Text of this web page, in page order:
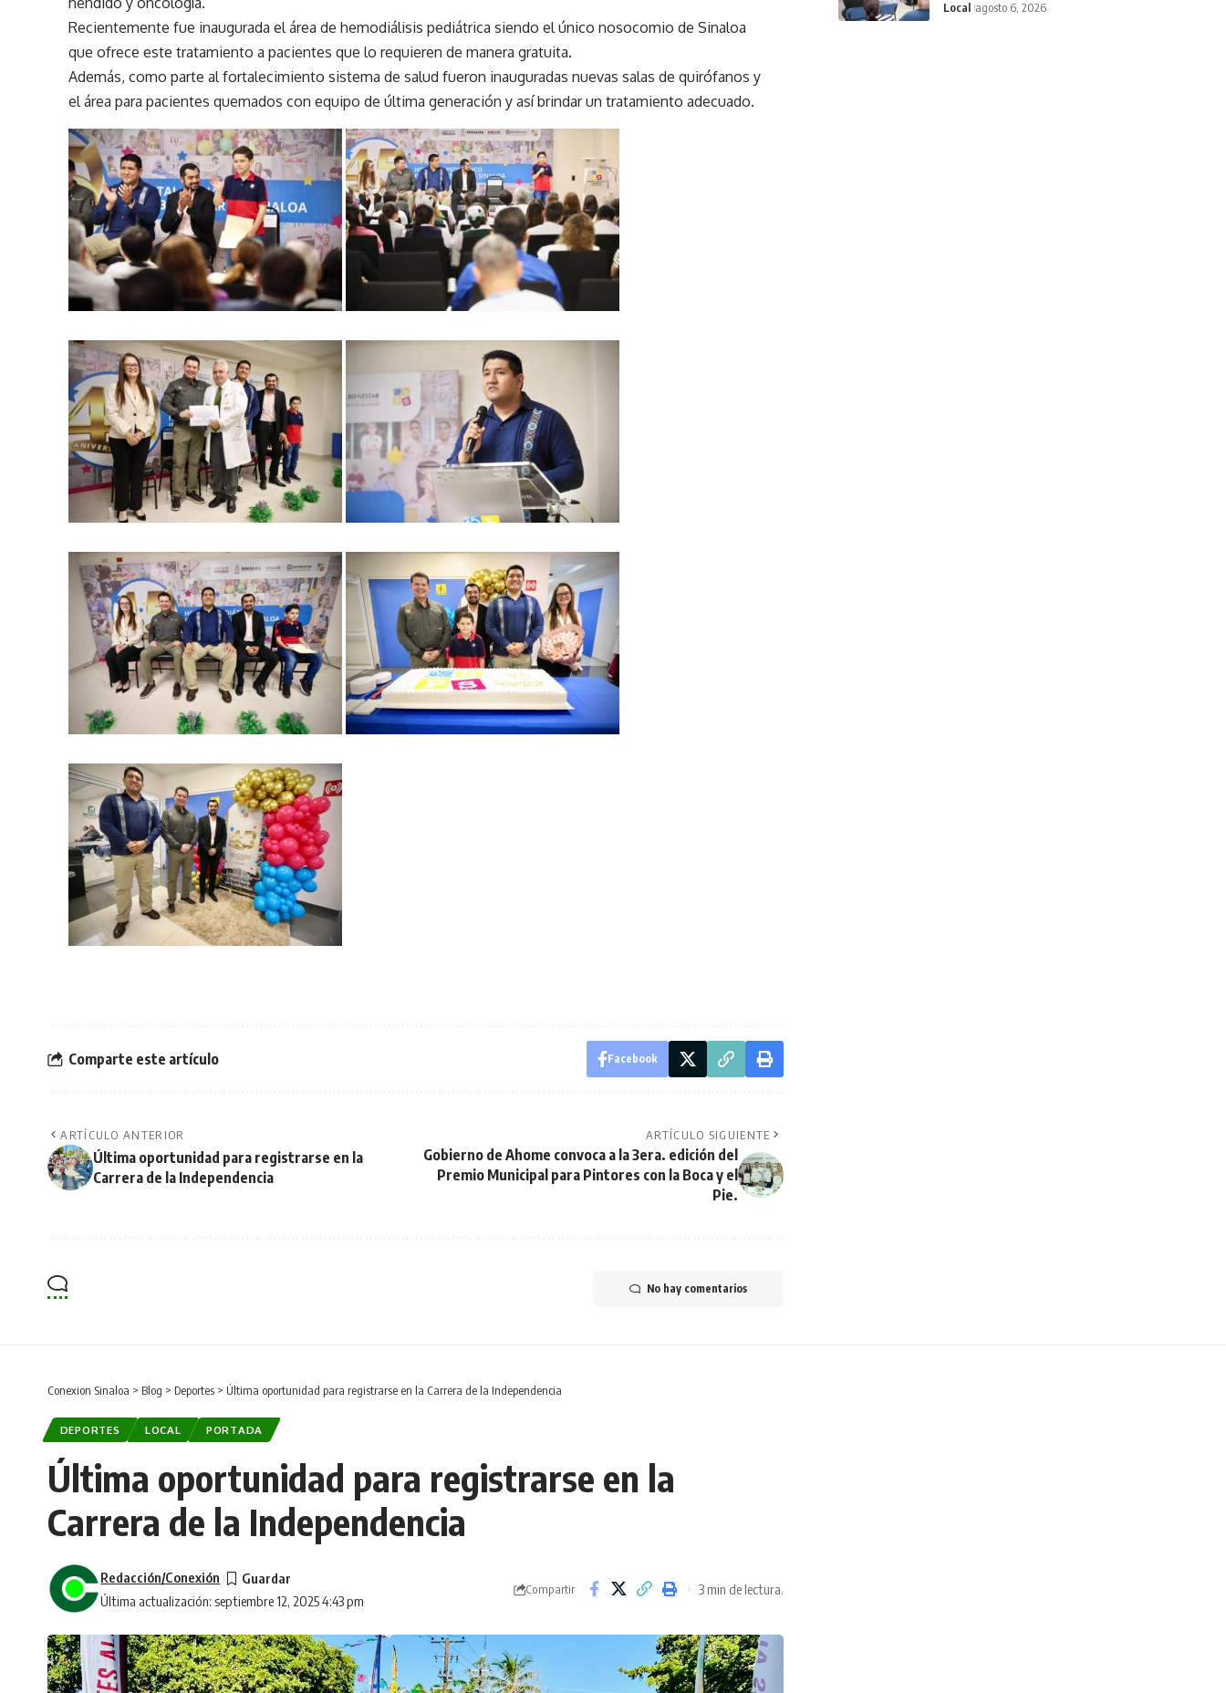
Recientemente fue inaugurada el área de hemodiálisis pediátrica siendo el único nosocomio de Sinaloa
que ofrece este tratamiento a pacientes que lo requieren de manera gratuita.
Además, como parte al fortalecimiento sistema de salud fueron inauguradas nuevas salas de quirófanos y
el área para pacientes quemados con equipo de última generación y así brindar un tratamiento adecuado.
Comparte este artículo Facebook
ARTÍCULO ANTERIOR
Última oportunidad para registrarse en la
Carrera de la Independencia
ARTÍCULO SIGUIENTE
Gobierno de Ahome convoca a la 3era. edición del
Premio Municipal para Pintores con la Boca y el
Pie.
No hay comentarios
Local agosto 6, 2026
Conexion Sinaloa > Blog > Deportes > Última oportunidad para registrarse en la Carrera de la Independencia
DEPORTES LOCAL PORTADA
Última oportunidad para registrarse en la
Carrera de la Independencia
Última actualización: septiembre 12, 2025 4:43 pm
Redacción/Conexión
Compartir 3 min de lectura.